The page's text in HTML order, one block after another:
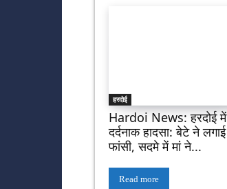
हरदोई
Hardoi News: हरदोई में
दर्दनाक हादसा: बेटे ने लगाई
फांसी, सदमे में मां ने...
Read more